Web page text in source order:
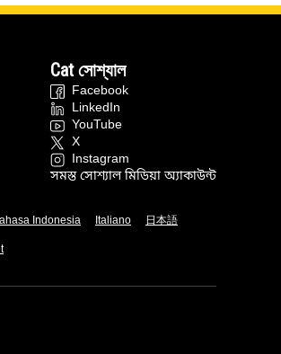
Cat সোশ্যাল
Facebook
LinkedIn
YouTube
X
Instagram
সমস্ত সোশ্যাল মিডিয়া অ্যাকাউন্ট
Indonesia Italiano
日本語